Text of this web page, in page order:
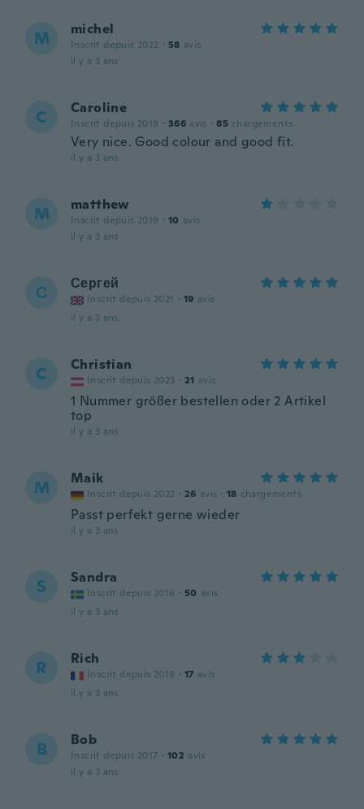
M michel
Inscrit depuis 2022 · 58 avis
il y a 3 ans
C Caroline
Inscrit depuis 2019 · 366 avis · 85 chargements
Very nice. Good colour and good fit.
il y a 3 ans
M matthew
Inscrit depuis 2019 · 10 avis
il y a 3 ans
С Сергей
Inscrit depuis 2021 · 19 avis
il y a 3 ans
C Christian
Inscrit depuis 2023 · 21 avis
1 Nummer größer bestellen oder 2 Artikel
top
il y a 3 ans
M Maik
Inscrit depuis 2022 · 26 avis · 18 chargements
Passt perfekt gerne wieder
il y a 3 ans
S Sandra
Inscrit depuis 2016 · 50 avis
il y a 3 ans
R Rich
Inscrit depuis 2018 · 17 avis
il y a 3 ans
B Bob
Inscrit depuis 2017 · 102 avis
il y a 3 ans